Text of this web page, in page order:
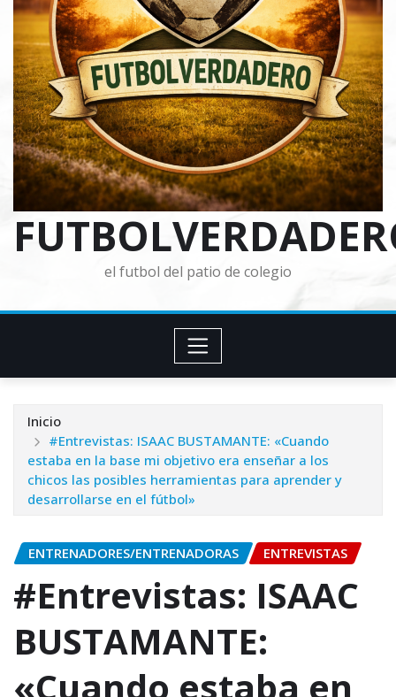
el futbol del patio de colegio
Inicio
#Entrevistas: ISAAC BUSTAMANTE: «Cuando
estaba en la base mi objetivo era enseñar a los
chicos las posibles herramientas para aprender y
desarrollarse en el fútbol»
ENTRENADORES/ENTRENADORAS ENTREVISTAS
#Entrevistas: ISAAC
BUSTAMANTE:
«Cuando estaba en